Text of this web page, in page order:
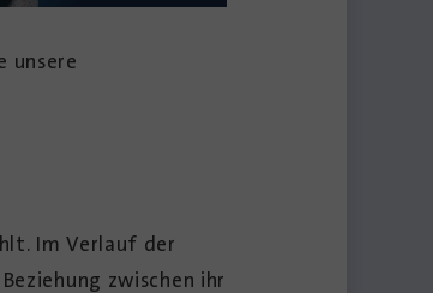
unsere
Im Verlauf der
zwischen ihr